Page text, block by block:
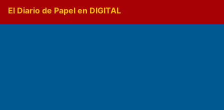
El Diario de Papel en DIGITAL